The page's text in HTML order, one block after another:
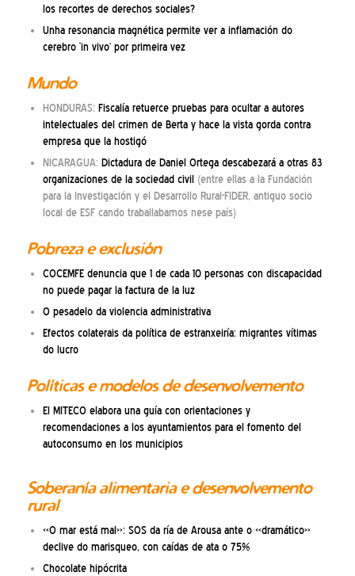
los recortes de derechos sociales?
Unha resonancia magnética permite ver a inflamación do
cerebro ‘in vivo’ por primeira vez
Mundo
HONDURAS: Fiscalía retuerce pruebas para ocultar a autores
intelectuales del crimen de Berta y hace la vista gorda contra
empresa que la hostigó
NICARAGUA: Dictadura de Daniel Ortega descabezará a otras 83
organizaciones de la sociedad civil (entre ellas a la Fundación
para la Investigación y el Desarrollo Rural-FIDER, antiguo socio
local de ESF cando traballabamos nese país)
Pobreza e exclusión
COCEMFE denuncia que 1 de cada 10 personas con discapacidad
no puede pagar la factura de la luz
O pesadelo da violencia administrativa
Efectos colaterais da política de estranxeiría: migrantes vítimas
do lucro
Políticas e modelos de desenvolvemento
El MITECO elabora una guía con orientaciones y
recomendaciones a los ayuntamientos para el fomento del
autoconsumo en los municipios
Soberanía alimentaria e desenvolvemento
rural
«O mar está mal»: SOS da ría de Arousa ante o «dramático»
declive do marisqueo, con caídas de ata o 75%
Chocolate hipócrita